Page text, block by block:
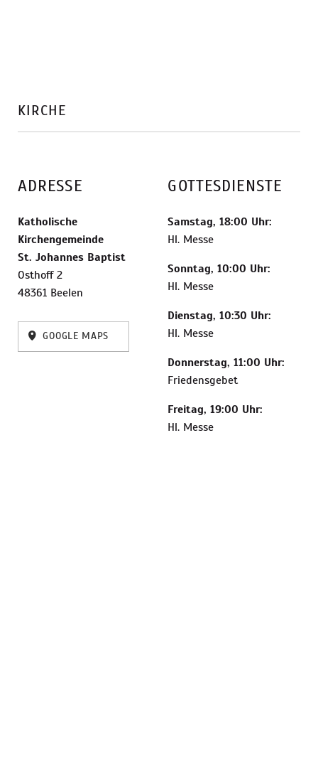
KIRCHE
ADRESSE
Katholische
Kirchengemeinde
St. Johannes Baptist
Osthoff 2
48361 Beelen
GOOGLE MAPS
GOTTESDIENSTE
Samstag, 18:00 Uhr:
Hl. Messe
Sonntag, 10:00 Uhr:
Hl. Messe
Dienstag, 10:30 Uhr:
Hl. Messe
Donnerstag, 11:00 Uhr:
Friedensgebet
Freitag, 19:00 Uhr:
Hl. Messe